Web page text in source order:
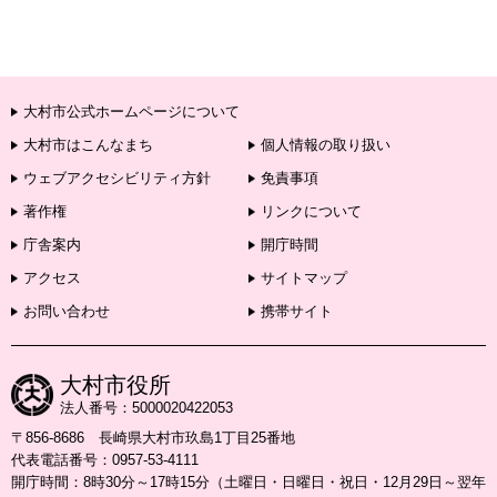
大村市公式ホームページについて
大村市はこんなまち
個人情報の取り扱い
ウェブアクセシビリティ方針
免責事項
著作権
リンクについて
庁舎案内
開庁時間
アクセス
サイトマップ
お問い合わせ
携帯サイト
大村市役所
法人番号：5000020422053
〒856-8686 長崎県大村市玖島1丁目25番地
代表電話番号：0957-53-4111
開庁時間：8時30分～17時15分（土曜日・日曜日・祝日・12月29日～翌年